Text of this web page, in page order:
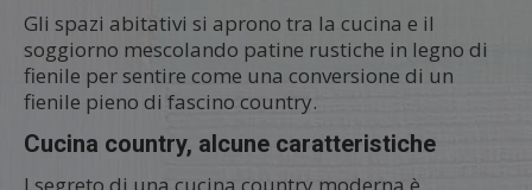
Gli spazi abitativi si aprono tra la cucina e il
soggiorno mescolando patine rustiche in legno di
fienile per sentire come una conversione di un
fienile pieno di fascino country.
Cucina country, alcune caratteristiche
l segreto di una cucina country moderna è